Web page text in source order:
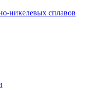
никелевых сплавов